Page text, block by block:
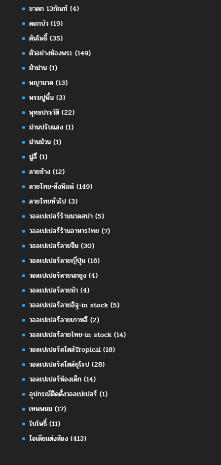
ชาดก 13กัณฑ์(4)
ดอกบัว(19)
ต้นโพธิ์(35)
ตัวอย่างห้องพระ(149)
ผ้าม่าน(1)
พญานาค(13)
พรมปูพื้น(3)
พุทธประวัติ(22)
ม่านปรับแสง(1)
ม่านม้วน(1)
มู่ลี่(1)
ลายช้าง(12)
ลายไทย-สั่งพิมพ์(149)
ลายไทยทั่วไป(3)
วอลเปเปอร์ร้านนวดสปา(5)
วอลเปเปอร์ร้านอาหารไทย (7)
วอลเปเปอร์ลายจีน(30)
วอลเปเปอร์ลายญี่ปุ่น(16)
วอลเปเปอร์ลายนกยูง(4)
วอลเปเปอร์ลายม้า(4)
วอลเปเปอร์ลายอิฐ-in stock(5)
วอลเปเปอร์ลายเกาหลี(2)
วอลเปเปอร์ลายไทย-in stock(14)
วอลเปเปอร์สไตล์Tropical(18)
วอลเปเปอร์สไตล์ยุโรป(28)
วอลเปเปอร์ห้องเด็ก(14)
อุปกรณ์ติดตั้งวอลเปเปอร์ (1)
เทพพนม(17)
ใบโพธิ์(11)
ไอเดียแต่งห้อง(413)